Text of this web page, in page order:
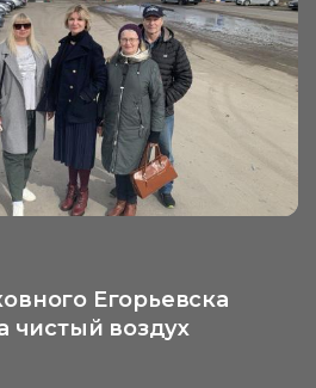
Егорьевска
чистый воздух